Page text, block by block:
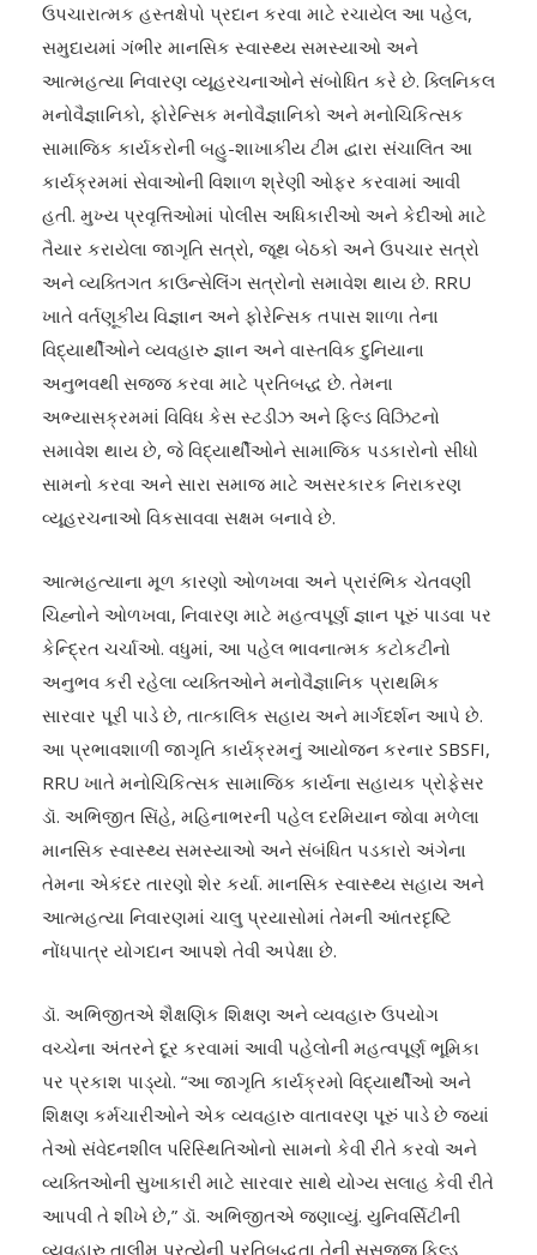
ઉપચારાત્મક હસ્તક્ષેપો પ્રદાન કરવા માટે રચાયેલ આ પહેલ,
સમુદાયમાં ગંભીર માનસિક સ્વાસ્થ્ય સમસ્યાઓ અને
આત્મહત્યા નિવારણ વ્યૂહરચનાઓને સંબોધિત કરે છે. ક્લિનિકલ
મનોવૈજ્ઞાનિકો, ફોરેન્સિક મનોવૈજ્ઞાનિકો અને મનોચિકિત્સક
સામાજિક કાર્યકરોની બહુ-શાખાકીય ટીમ દ્વારા સંચાલિત આ
કાર્યક્રમમાં સેવાઓની વિશાળ શ્રેણી ઓફર કરવામાં આવી
હતી. મુખ્ય પ્રવૃત્તિઓમાં પોલીસ અધિકારીઓ અને કેદીઓ માટે
તૈયાર કરાયેલા જાગૃતિ સત્રો, જૂથ બેઠકો અને ઉપચાર સત્રો
અને વ્યક્તિગત કાઉન્સેલિંગ સત્રોનો સમાવેશ થાય છે. RRU
ખાતે વર્તણૂકીય વિજ્ઞાન અને ફોરેન્સિક તપાસ શાળા તેના
વિદ્યાર્થીઓને વ્યવહારુ જ્ઞાન અને વાસ્તવિક દુનિયાના
અનુભવથી સજ્જ કરવા માટે પ્રતિબદ્ધ છે. તેમના
અભ્યાસક્રમમાં વિવિધ કેસ સ્ટડીઝ અને ફિલ્ડ વિઝિટનો
સમાવેશ થાય છે, જે વિદ્યાર્થીઓને સામાજિક પડકારોનો સીધો
સામનો કરવા અને સારા સમાજ માટે અસરકારક નિરાકરણ
વ્યૂહરચનાઓ વિકસાવવા સક્ષમ બનાવે છે.
આત્મહત્યાના મૂળ કારણો ઓળખવા અને પ્રારંભિક ચેતવણી
ચિહ્નોને ઓળખવા, નિવારણ માટે મહત્વપૂર્ણ જ્ઞાન પૂરું પાડવા પર
કેન્દ્રિત ચર્ચાઓ. વધુમાં, આ પહેલ ભાવનાત્મક કટોકટીનો
અનુભવ કરી રહેલા વ્યક્તિઓને મનોવૈજ્ઞાનિક પ્રાથમિક
સારવાર પૂરી પાડે છે, તાત્કાલિક સહાય અને માર્ગદર્શન આપે છે.
આ પ્રભાવશાળી જાગૃતિ કાર્યક્રમનું આયોજન કરનાર SBSFI,
RRU ખાતે મનોચિકિત્સક સામાજિક કાર્યના સહાયક પ્રોફેસર
ડૉ. અભિજીત સિંહે, મહિનાભરની પહેલ દરમિયાન જોવા મળેલા
માનસિક સ્વાસ્થ્ય સમસ્યાઓ અને સંબંધિત પડકારો અંગેના
તેમના એકંદર તારણો શેર કર્યા. માનસિક સ્વાસ્થ્ય સહાય અને
આત્મહત્યા નિવારણમાં ચાલુ પ્રયાસોમાં તેમની આંતરદૃષ્ટિ
નોંધપાત્ર યોગદાન આપશે તેવી અપેક્ષા છે.
ડૉ. અભિજીતએ શૈક્ષણિક શિક્ષણ અને વ્યવહારુ ઉપયોગ
વચ્ચેના અંતરને દૂર કરવામાં આવી પહેલોની મહત્વપૂર્ણ ભૂમિકા
પર પ્રકાશ પાડ્યો. “આ જાગૃતિ કાર્યક્રમો વિદ્યાર્થીઓ અને
શિક્ષણ કર્મચારીઓને એક વ્યવહારુ વાતાવરણ પૂરું પાડે છે જ્યાં
તેઓ સંવેદનશીલ પરિસ્થિતિઓનો સામનો કેવી રીતે કરવો અને
વ્યક્તિઓની સુખાકારી માટે સારવાર સાથે યોગ્ય સલાહ કેવી રીતે
આપવી તે શીખે છે,” ડૉ. અભિજીતએ જણાવ્યું. યુનિવર્સિટીની
વ્યવહારુ તાલીમ પ્રત્યેની પ્રતિબદ્ધતા તેની સુસજ્જ ફિલ્ડ